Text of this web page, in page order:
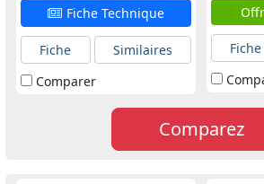
Fiche Technique
Fiche
Similaires
Comparer
Fiche
Comparez